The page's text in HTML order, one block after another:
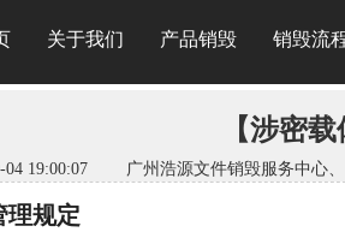
关于我们 产品销毁 销毁流
【涉密
04 19:00:07 广州浩源文件销毁服务中
理规定